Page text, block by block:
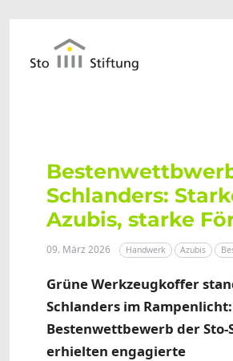
Schlanders:
Azubis, starke
09. März 2026 Handwerk Azubis
Grüne Werkzeugkoffer
Schlanders im
Bestenwettbewerb der
erhielten engagierte